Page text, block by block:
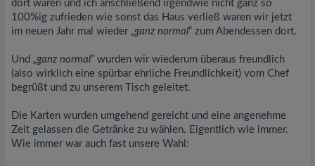
dort waren und ich anschließend irgendwie nicht ganz so
100%ig zufrieden wie sonst das Haus verließ waren wir jetzt
im neuen Jahr mal wieder „ganz normal“ zum Abendessen dort.
Und „ganz normal“ wurden wir wiederum überaus freundlich
(also wirklich eine spürbar ehrliche Freundlichkeit) vom Chef
begrüßt und zu unserem Tisch geleitet.
Die Karten wurden umgehend gereicht und eine angenehme
Zeit gelassen die Getränke zu wählen. Eigentlich wie immer.
Wie immer war auch fast unsere Wahl: